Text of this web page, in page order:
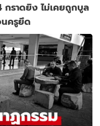
กราดยิง ไม่เคยถูกบูล
ครูยึด